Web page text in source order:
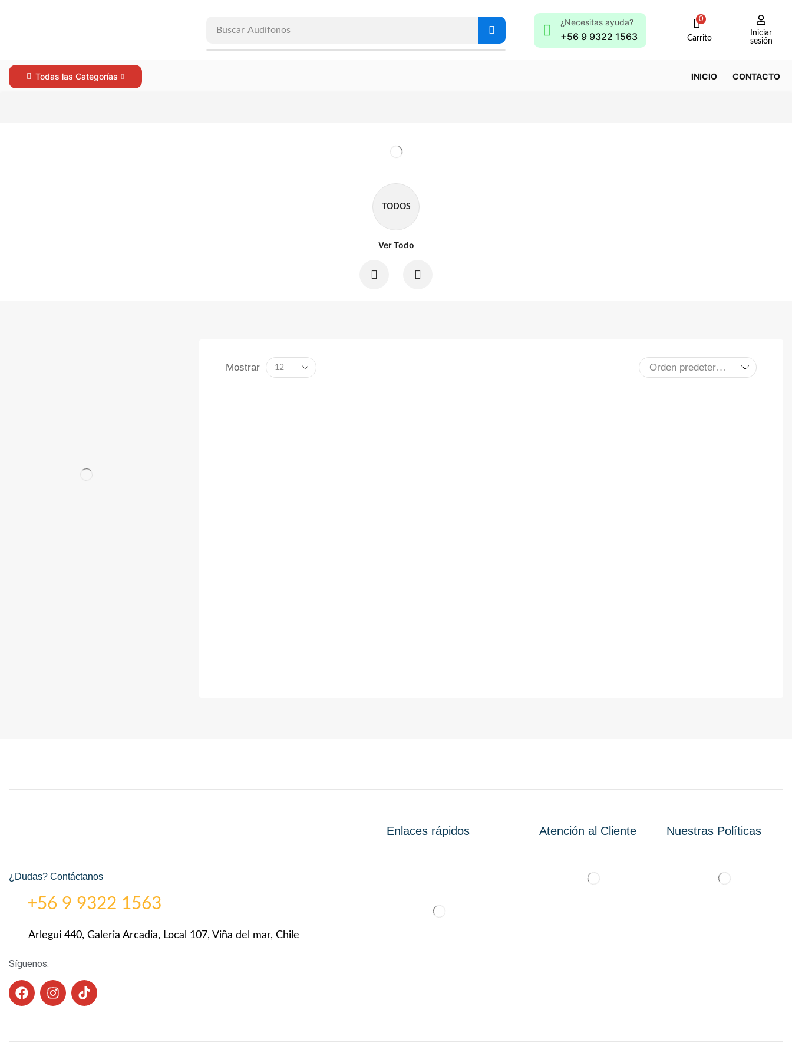
Buscar Audífonos
¿Necesitas ayuda?
+56 9 9322 1563
0
Carrito
Iniciar
sesión
Todas las Categorías INICIO CONTACTO
TODOS
Ver Todo
Mostrar
¿Dudas? Contáctanos
+56 9 9322 1563
Arlegui 440, Galeria Arcadia, Local 107, Viña del mar, Chile
Síguenos:
Enlaces rápidos Atención al Cliente Nuestras Políticas